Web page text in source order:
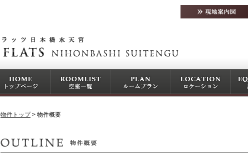
物件トップ 物件概要